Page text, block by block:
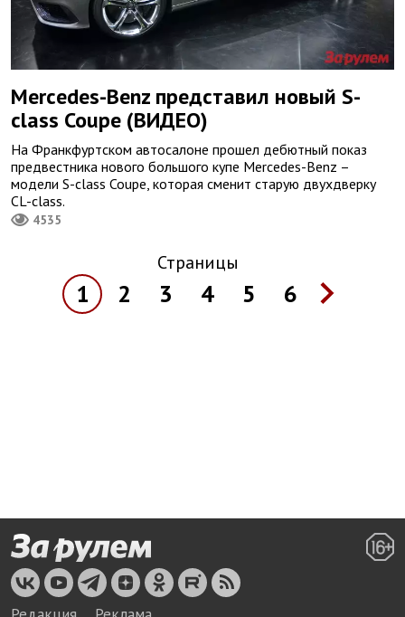
Mercedes-Benz представил новый S-
class Coupe (ВИДЕО)
На Франкфуртском автосалоне прошел дебютный показ
предвестника нового большого купе Mercedes-Benz –
модели S-class Coupe, которая сменит старую двухдверку
CL-class.
4535
Страницы
1 2 3 4 5 6